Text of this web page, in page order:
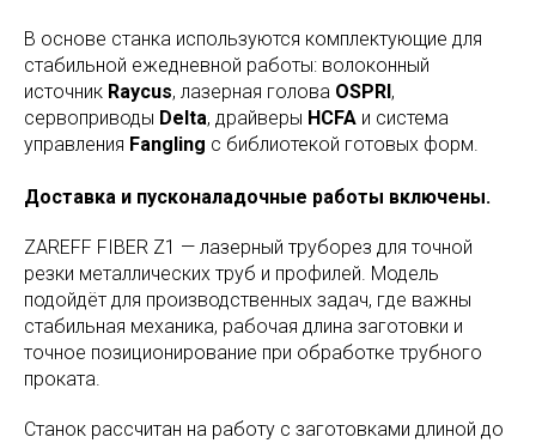
В основе станка используются комплектующие для
стабильной ежедневной работы: волоконный
источник Raycus, лазерная голова OSPRI ,
сервоприводы Delta, драйверы HCFA и система
управления Fangling с библиотекой готовых форм.
Доставка и пусконаладочные работы включены.
ZAREFF FIBER Z1 — лазерный труборез для точной
резки металлических труб и профилей. Модель
подойдёт для производственных задач, где важны
стабильная механика, рабочая длина заготовки и
точное позиционирование при обработке трубного
проката.
Станок рассчитан на работу с заготовками длиной до